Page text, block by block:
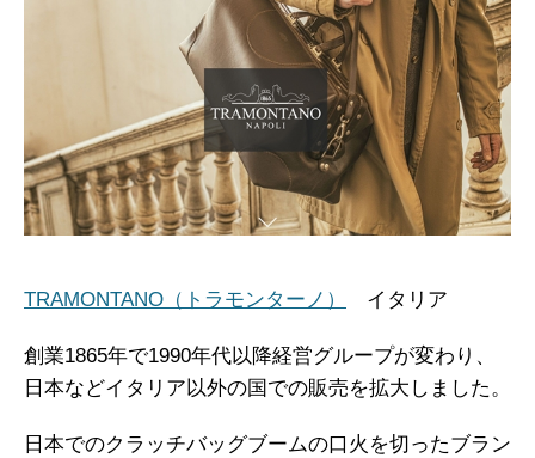
TRAMONTANO（トラモンターノ） イタリア
創業1865年で1990年代以降経営グループが変わり、
日本などイタリア以外の国での販売を拡大しました。
日本でのクラッチバッグブームの口火を切ったブラン